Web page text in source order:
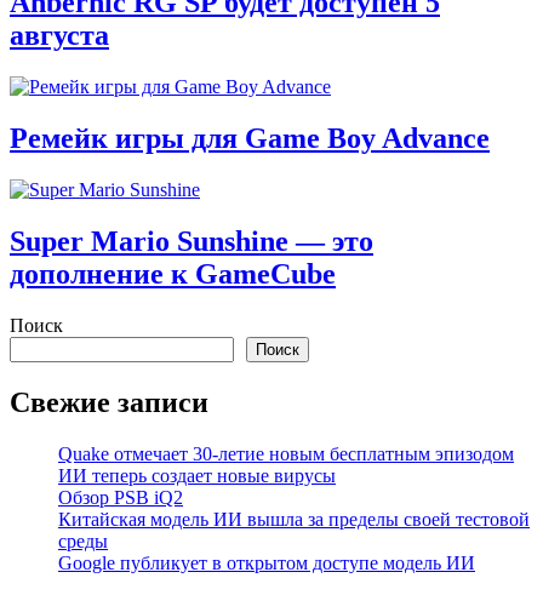
августа
Ремейк игры для Game Boy Advance
Super Mario Sunshine — это
дополнение к GameCube
Поиск
Поиск
Свежие записи
Quake отмечает 30-летие новым бесплатным эпизодом
ИИ теперь создает новые вирусы
Обзор PSB iQ2
Китайская модель ИИ вышла за пределы своей тестовой
среды
Google публикует в открытом доступе модель ИИ